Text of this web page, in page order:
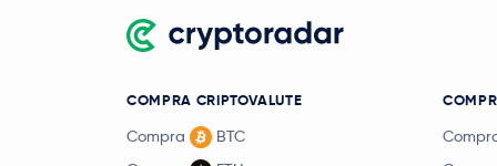
BonkBONK
Compound
COMPRA CRIPTOVALUTE
Compra
BTC